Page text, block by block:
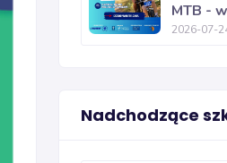
MTB -
2026-07-
Nadchodzące